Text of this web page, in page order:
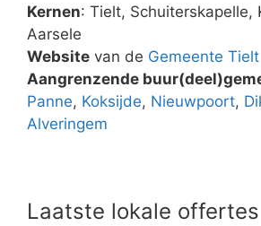
Kernen: Tielt, Schuiterskapelle,
Aarsele
Website van de Gemeente Tielt
Aangrenzende
Panne, Koksijde, Nieuwpoort,
Alveringem
Laatste lokale